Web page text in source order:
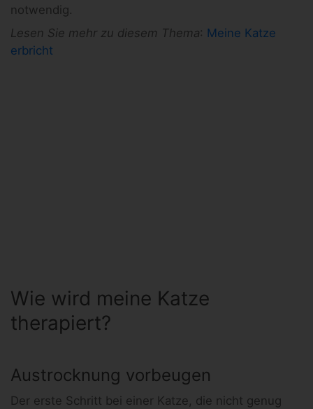
notwendig.
Lesen Sie mehr zu diesem Thema: Meine Katze
erbricht
Wie wird meine Katze
therapiert?
Austrocknung vorbeugen
Der erste Schritt bei einer Katze, die nicht genug